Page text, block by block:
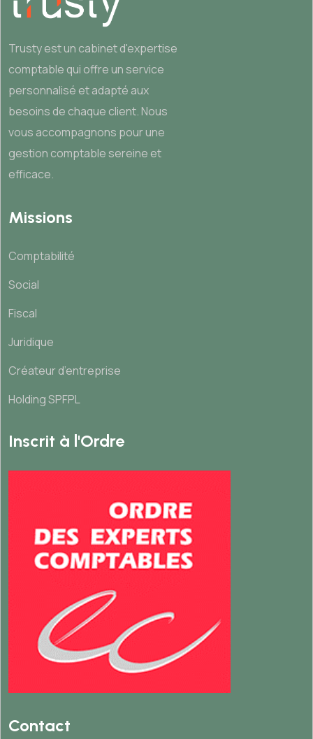
Trusty est un cabinet d'expertise
comptable qui offre un service
personnalisé et adapté aux
besoins de chaque client. Nous
vous accompagnons pour une
gestion comptable sereine et
efficace.
Missions
Comptabilité
Social
Fiscal
Juridique
Créateur d’entreprise
Holding SPFPL
Inscrit à l'Ordre
Contact